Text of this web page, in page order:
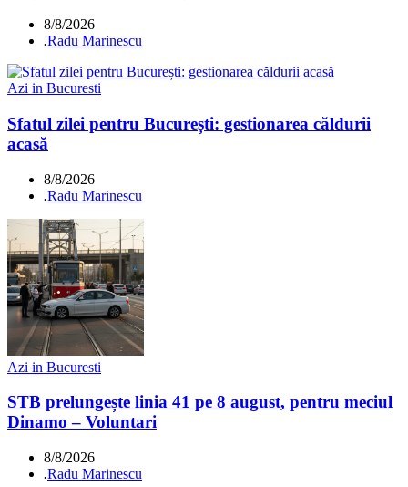
8/8/2026
.Radu Marinescu
Azi in Bucuresti
Sfatul zilei pentru București: gestionarea căldurii
acasă
8/8/2026
.Radu Marinescu
Azi in Bucuresti
STB prelungește linia 41 pe 8 august, pentru meciul
Dinamo – Voluntari
8/8/2026
.Radu Marinescu